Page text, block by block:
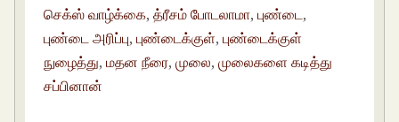
செக்ஸ் வாழ்க்கை,த்ரீசம் போடலாமா,புண்டை,
புண்டை அரிப்பு,புண்டைக்குள்,புண்டைக்குள்
நுழைத்து,மதன நீரை,முலை,முலைகளை கடித்து
சப்பினான்